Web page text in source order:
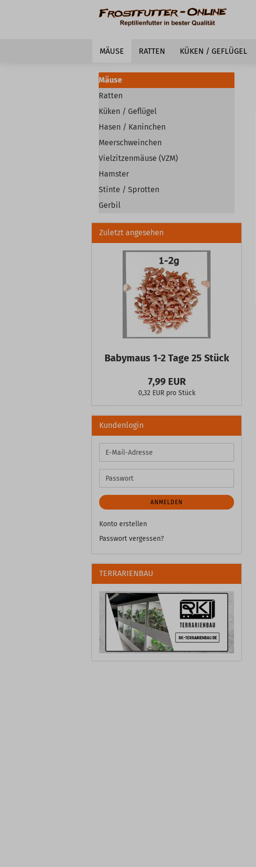
MÄUSE RATTEN KÜKEN / GEFLÜGEL
Mäuse
Ratten
Küken / Geflügel
Hasen / Kaninchen
Meerschweinchen
Vielzitzenmäuse (VZM)
Hamster
Stinte / Sprotten
Gerbil
Zuletzt angesehen
Babymaus 1-2 Tage 25 Stück
7,99 EUR
0,32 EUR pro Stück
Kundenlogin
E-
Mail-
Adresse
Passwort
ANMELDEN
Konto erstellen
Passwort vergessen?
TERRARIENBAU